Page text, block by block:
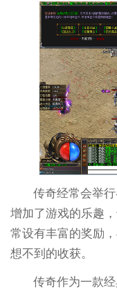
传奇经常会举
增加了游戏的乐趣
常设有丰富的奖励
想不到的收获。
传奇作为一款